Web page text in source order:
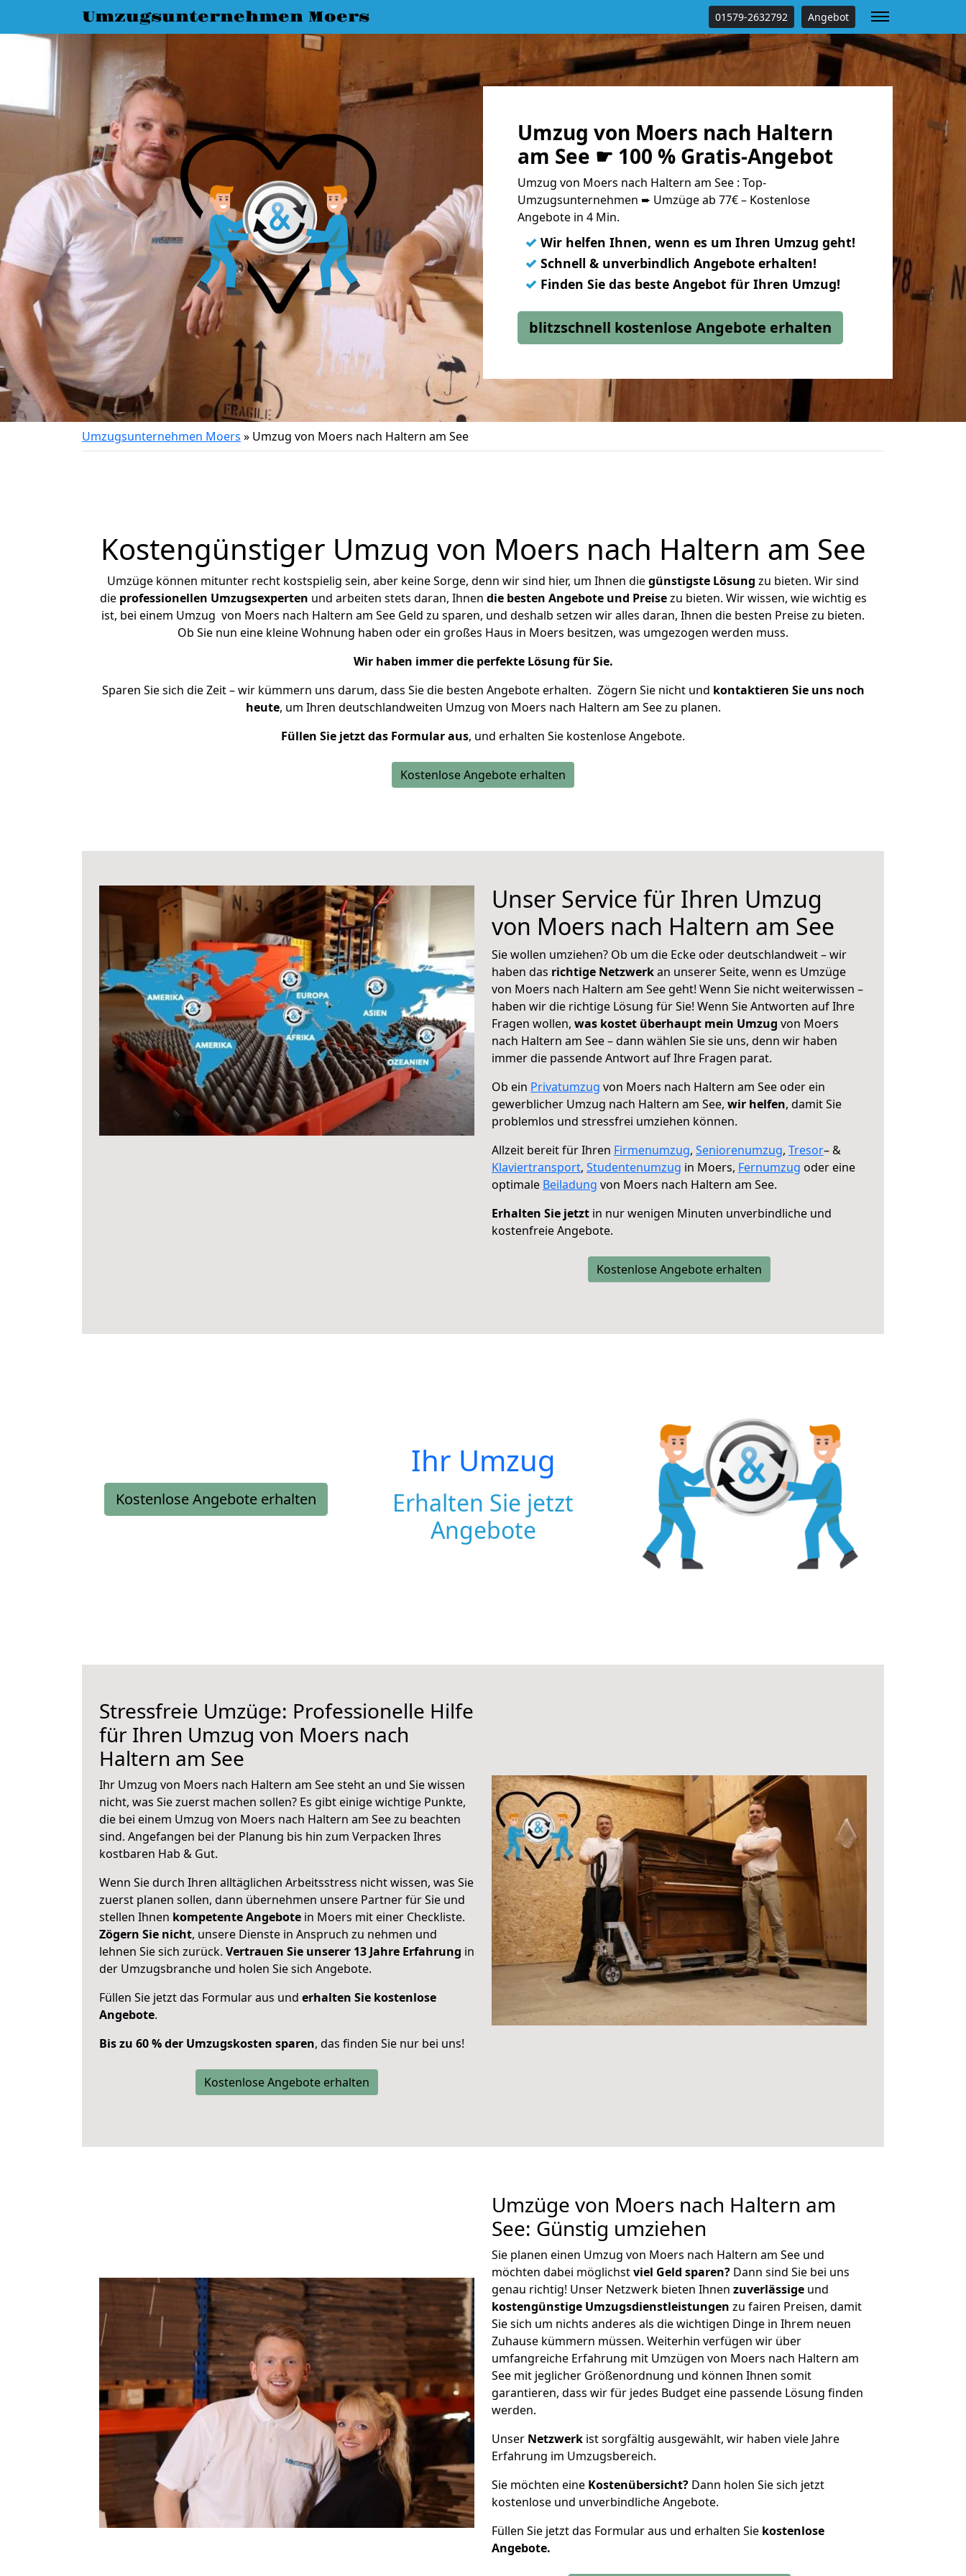
Umzugsunternehmen Moers 01579-2632792 Angebot
Umzug von Moers nach Haltern
am See ☛ 100 % Gratis-Angebot
Umzug von Moers nach Haltern am See : Top-
Umzugsunternehmen ➨ Umzüge ab 77€ – Kostenlose
Angebote in 4 Min.
✓ Wir helfen Ihnen, wenn es um Ihren Umzug geht!
✓ Schnell & unverbindlich Angebote erhalten!
✓ Finden Sie das beste Angebot für Ihren Umzug!
blitzschnell kostenlose Angebote erhalten
Umzugsunternehmen Moers » Umzug von Moers nach Haltern am See
Kostengünstiger Umzug von Moers nach Haltern am See
Umzüge können mitunter recht kostspielig sein, aber keine Sorge, denn wir sind hier, um Ihnen diegünstigste Lösung zu bieten. Wir sind
die professionellen Umzugsexperten und arbeiten stets daran, Ihnen die besten Angebote und Preisezu bieten. Wir wissen, wie wichtig es
ist, bei einem Umzug von Moers nach Haltern am See Geld zu sparen, und deshalb setzen wir alles daran, Ihnen die besten Preise zu bieten.
Ob Sie nun eine kleine Wohnung haben oder ein großes Haus in Moers besitzen, was umgezogen werden muss.
Wir haben immer die perfekte Lösung für Sie.
Sparen Sie sich die Zeit – wir kümmern uns darum, dass Sie die besten Angebote erhalten. Zögern Sie nicht und kontaktieren Sie uns noch
heute, um Ihren deutschlandweiten Umzug von Moers nach Haltern am See zu planen.
Füllen Sie jetzt das Formular aus, und erhalten Sie kostenlose Angebote.
Kostenlose Angebote erhalten
Unser Service für Ihren Umzug
von Moers nach Haltern am See
Sie wollen umziehen? Ob um die Ecke oder deutschlandweit – wir
haben das richtige Netzwerkan unserer Seite, wenn es Umzüge
von Moers nach Haltern am See geht! Wenn Sie nicht weiterwissen –
haben wir die richtige Lösung für Sie! Wenn Sie Antworten auf Ihre
Fragen wollen, was kostet überhaupt mein Umzug von Moers
nach Haltern am See – dann wählen Sie sie uns, denn wir haben
immer die passende Antwort auf Ihre Fragen parat.
Ob ein Privatumzug von Moers nach Haltern am See oder ein
gewerblicher Umzug nach Haltern am See, wir helfen, damit Sie
problemlos und stressfrei umziehen können.
Allzeit bereit für Ihren Firmenumzug, Seniorenumzug, Tresor– &
Klaviertransport, Studentenumzug in Moers, Fernumzug oder eine
optimale Beiladung von Moers nach Haltern am See.
Erhalten Sie jetzt in nur wenigen Minuten unverbindliche und
kostenfreie Angebote.
Kostenlose Angebote erhalten
Kostenlose Angebote erhalten
Ihr Umzug
Erhalten Sie jetzt
Angebote
Stressfreie Umzüge: Professionelle Hilfe
für Ihren Umzug von Moers nach
Haltern am See
Ihr Umzug von Moers nach Haltern am See steht an und Sie wissen
nicht, was Sie zuerst machen sollen? Es gibt einige wichtige Punkte,
die bei einem Umzug von Moers nach Haltern am See zu beachten
sind. Angefangen bei der Planung bis hin zum Verpacken Ihres
kostbaren Hab & Gut.
Wenn Sie durch Ihren alltäglichen Arbeitsstress nicht wissen, was Sie
zuerst planen sollen, dann übernehmen unsere Partner für Sie und
stellen Ihnen kompetente Angebote in Moers mit einer Checkliste.
Zögern Sie nicht, unsere Dienste in Anspruch zu nehmen und
lehnen Sie sich zurück. Vertrauen Sie unserer 13 Jahre Erfahrung in
der Umzugsbranche und holen Sie sich Angebote.
Füllen Sie jetzt das Formular aus und erhalten Sie kostenlose
Angebote.
Bis zu 60 % der Umzugskosten sparen, das finden Sie nur bei uns!
Kostenlose Angebote erhalten
Umzüge von Moers nach Haltern am
See: Günstig umziehen
Sie planen einen Umzug von Moers nach Haltern am See und
möchten dabei möglichstviel Geld sparen? Dann sind Sie bei uns
genau richtig! Unser Netzwerk bieten Ihnen zuverlässige und
kostengünstige Umzugsdienstleistungen zu fairen Preisen, damit
Sie sich um nichts anderes als die wichtigen Dinge in Ihrem neuen
Zuhause kümmern müssen. Weiterhin verfügen wir über
umfangreiche Erfahrung mit Umzügen von Moers nach Haltern am
See mit jeglicher Größenordnung und können Ihnen somit
garantieren, dass wir für jedes Budget eine passende Lösung finden
werden.
Unser Netzwerk ist sorgfältig ausgewählt, wir haben viele Jahre
Erfahrung im Umzugsbereich.
Sie möchten eine Kostenübersicht? Dann holen Sie sich jetzt
kostenlose und unverbindliche Angebote.
Füllen Sie jetzt das Formular aus und erhalten Sie kostenlose
Angebote.